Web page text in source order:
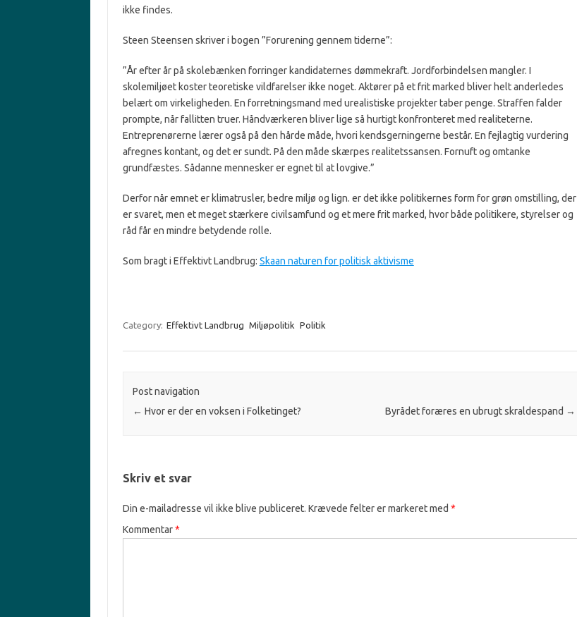
ikke findes.
Steen Steensen skriver i bogen ”Forurening gennem tiderne”:
”År efter år på skolebænken forringer kandidaternes dømmekraft. Jordforbindelsen mangler. I
skolemiljøet koster teoretiske vildfarelser ikke noget. Aktører på et frit marked bliver helt anderledes
belært om virkeligheden. En forretningsmand med urealistiske projekter taber penge. Straffen falder
prompte, når fallitten truer. Håndværkeren bliver lige så hurtigt konfronteret med realiteterne.
Entreprenørerne lærer også på den hårde måde, hvori kendsgerningerne består. En fejlagtig vurdering
afregnes kontant, og det er sundt. På den måde skærpes realitetssansen. Fornuft og omtanke
grundfæstes. Sådanne mennesker er egnet til at lovgive.”
Derfor når emnet er klimatrusler, bedre miljø og lign. er det ikke politikernes form for grøn omstilling, der
er svaret, men et meget stærkere civilsamfund og et mere frit marked, hvor både politikere, styrelser og
råd får en mindre betydende rolle.
Som bragt i Effektivt Landbrug: Skaan naturen for politisk aktivisme
Category: Effektivt Landbrug Miljøpolitik Politik
Post navigation
← Hvor er der en voksen i Folketinget? Byrådet foræres en ubrugt skraldespand →
Skriv et svar
Din e-mailadresse vil ikke blive publiceret. Krævede felter er markeret med *
Kommentar*